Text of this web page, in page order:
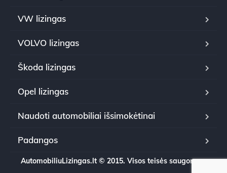
VW lizingas
VOLVO lizingas
Škoda lizingas
Opel lizingas
Naudoti automobiliai išsimokėtinai
Padangos
AutomobiliuLizingas.lt © 2015. Visos teisės saugomos.